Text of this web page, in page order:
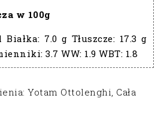
w 100g
Białka: 7.0 g Tłuszcze: 17.3 g
3.7 WW: 1.9 WBT: 1.8
Yotam Ottolenghi, Cała